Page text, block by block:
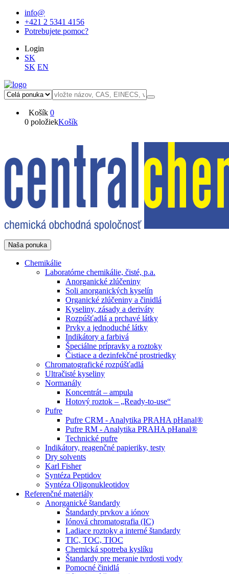
info@
+421 2 5341 4156
Potrebujete pomoc?
Login
SK
SK EN
Košík 0
0 položiekKošík
Naša ponuka
Chemikálie
Laboratórne chemikálie, čisté, p.a.
Anorganické zlúčeniny
Soli anorganických kyselín
Organické zlúčeniny a činidlá
Kyseliny, zásady a deriváty
Rozpúšťadlá a prchavé látky
Prvky a jednoduché látky
Indikátory a farbivá
Špeciálne prípravky a roztoky
Čistiace a dezinfekčné prostriedky
Chromatografické rozpúšťadlá
Ultračisté kyseliny
Normanály
Koncentrát – ampula
Hotový roztok – „Ready-to-use“
Pufre
Pufre CRM - Analytika PRAHA pHanal®
Pufre RM - Analytika PRAHA pHanal®
Technické pufre
Indikátory, reagenčné papieriky, testy
Dry solvents
Karl Fisher
Syntéza Peptidov
Syntéza Oligonukleotidov
Referenčné materiály
Anorganické štandardy
Štandardy prvkov a iónov
Iónová chromatografia (IC)
Ladiace roztoky a interné štandardy
TIC, TOC, TIOC
Chemická spotreba kyslíku
Štandardy pre meranie tvrdosti vody
Pomocné činidlá